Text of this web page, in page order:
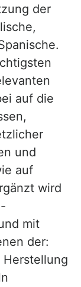
der
auf die
und
auf
wird
mit
der: